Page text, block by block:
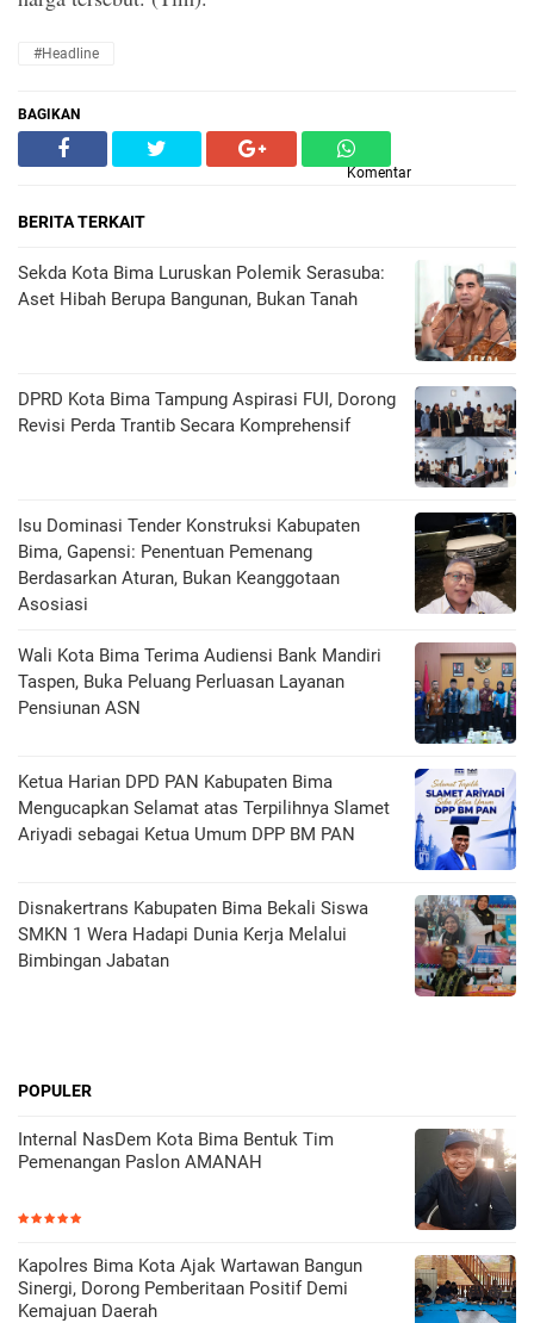
#Headline
BAGIKAN
Komentar
BERITA TERKAIT
Sekda Kota Bima Luruskan Polemik Serasuba:
Aset Hibah Berupa Bangunan, Bukan Tanah
DPRD Kota Bima Tampung Aspirasi FUI, Dorong
Revisi Perda Trantib Secara Komprehensif
Isu Dominasi Tender Konstruksi Kabupaten
Bima, Gapensi: Penentuan Pemenang
Berdasarkan Aturan, Bukan Keanggotaan
Asosiasi
Wali Kota Bima Terima Audiensi Bank Mandiri
Taspen, Buka Peluang Perluasan Layanan
Pensiunan ASN
Ketua Harian DPD PAN Kabupaten Bima
Mengucapkan Selamat atas Terpilihnya Slamet
Ariyadi sebagai Ketua Umum DPP BM PAN
Disnakertrans Kabupaten Bima Bekali Siswa
SMKN 1 Wera Hadapi Dunia Kerja Melalui
Bimbingan Jabatan
POPULER
Internal NasDem Kota Bima Bentuk Tim
Pemenangan Paslon AMANAH
Kapolres Bima Kota Ajak Wartawan Bangun
Sinergi, Dorong Pemberitaan Positif Demi
Kemajuan Daerah